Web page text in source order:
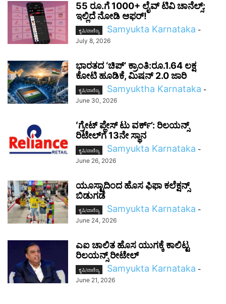
55 ರೂ.ಗೆ 1000+ ಲೈವ್ ಟಿವಿ ಚಾನೆಲ್ಸ್:
ಇಲ್ಲಿದೆ ನೋಡಿ ಆಫರ್!
ಕೃಷಿ/ವಾಣಿಜ್ಯ Samyukta Karnataka -
July 8, 2026
ಭಾರತದ ‘ಚಿಪ್‌’ ಕ್ರಾಂತಿ:ರೂ.1.64 ಲಕ್ಷ
ಕೋಟಿ ಹೂಡಿಕೆ, ಮಿಷನ್ 2.0 ಜಾರಿ
ಕೃಷಿ/ವಾಣಿಜ್ಯ Samyuktha Karnataka -
June 30, 2026
ʻಗ್ರೇಟ್ ಪ್ಲೇಸ್ ಟು ವರ್ಕ್’: ರಿಲಯನ್ಸ್‌
ರಿಟೇಲ್‌ಗೆ 13ನೇ ಸ್ಥಾನ
ಕೃಷಿ/ವಾಣಿಜ್ಯ Samyukta Karnataka -
June 26, 2026
ಯೂಸ್ಟಾದಿಂದ ಹೊಸ ಫಿಫಾ ಕಲೆಕ್ಷನ್ಸ್‌
ಬಿಡುಗಡೆ
ಕೃಷಿ/ವಾಣಿಜ್ಯ Samyukta Karnataka -
June 24, 2026
ಎಐ ಚಾಲಿತ ಹೊಸ ಯುಗಕ್ಕೆ ಕಾಲಿಟ್ಟ
ರಿಲಯನ್ಸ್ ರೀಟೇಲ್
ಕೃಷಿ/ವಾಣಿಜ್ಯ Samyukta Karnataka -
June 21, 2026